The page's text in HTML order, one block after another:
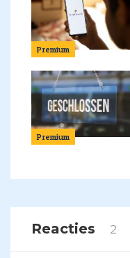
Premium
Premium
Reacties 2